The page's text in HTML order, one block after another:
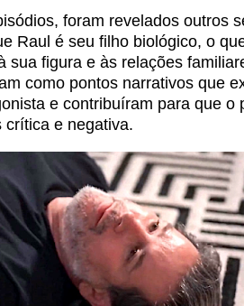
foram revelados outros
Raul é seu filho biológico, o
sua figura e às relações
como pontos narrativos que
e contribuíram para que o
crítica e negativa.